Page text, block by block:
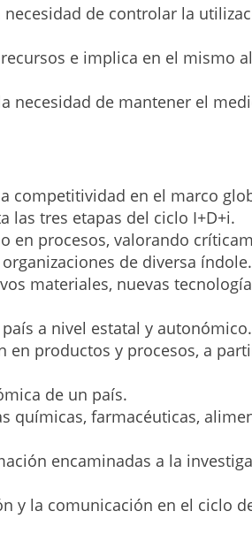
de controlar la
e implica en el mismo
necesidad de mantener el
competitividad en el marco
las tres etapas del ciclo I+D+i.
en procesos, valorando
de diversa índole.
materiales, nuevas
a nivel estatal y autonómico.
productos y procesos, a
de un país.
químicas, farmacéuticas,
encaminadas a la
y la comunicación en el ciclo